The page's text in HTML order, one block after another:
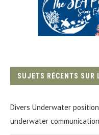
SUJETS RÉCENTS SUR
Divers Underwater
underwater communication